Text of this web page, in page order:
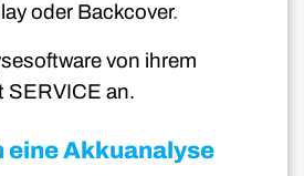
oder Backcover.
von ihrem
SERVICE an.
eine Akkuanalyse